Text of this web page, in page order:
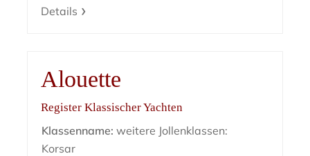
Details
Alouette
Register Klassischer Yachten
Klassenname: weitere Jollenklassen:
Korsar